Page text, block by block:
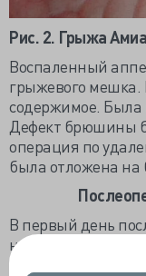
Рис. 2. Грыжа
Воспаленный
грыжевого мешка.
содержимое. Была
Дефект брюшины
операция по
была отложена на
В первый день
назначена жидкая
нормализации